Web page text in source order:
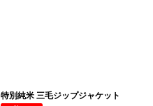
特別純米 三毛ジップジャケット